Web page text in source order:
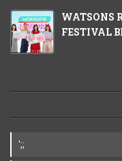
WATSONS
FESTIVAL
';;